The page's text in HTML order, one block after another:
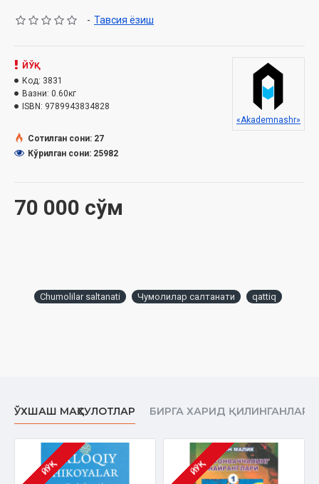
- Тавсия ёзиш
70 000 сўм
ЙЎҚ
Код: 3831
Вазни: 0.60кг
ISBN: 9789943834828
«Akademnashr»
Сотилган сони: 27
Кўрилган сони: 25982
Chumolilar saltanati Чумолилар салтанати qattiq
ЎХШАШ МАҲСУЛОТЛАР БИРГА ХАРИД ҚИЛИНГАНЛАР
ЙЎҚ ЙЎҚ